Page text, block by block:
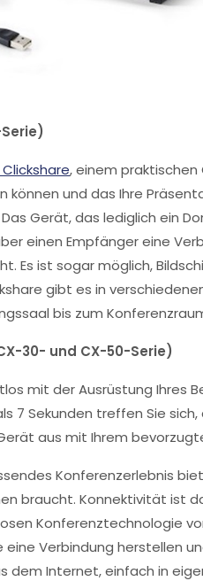
, einem praktischen
können und das Ihre
Gerät, das lediglich ein
einen Empfänger eine
Es ist sogar möglich,
gibt es in
bis zum
30- und CX-50-Serie)
mit der Ausrüstung Ihres
7 Sekunden treffen Sie
aus mit Ihrem
Konferenzerlebnis
braucht. Konnektivität ist
Konferenztechnologie
eine Verbindung herstellen
dem Internet, einfach in